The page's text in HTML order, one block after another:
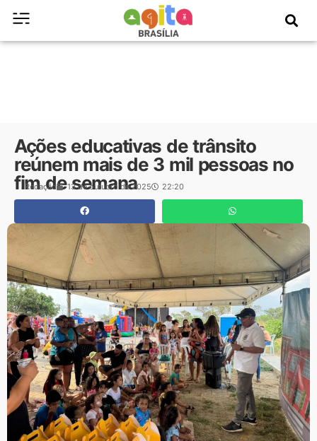
Ações educativas de trânsito
reúnem mais de 3 mil pessoas no
fim de semana
Redação 13 de outubro de 2025 22:20